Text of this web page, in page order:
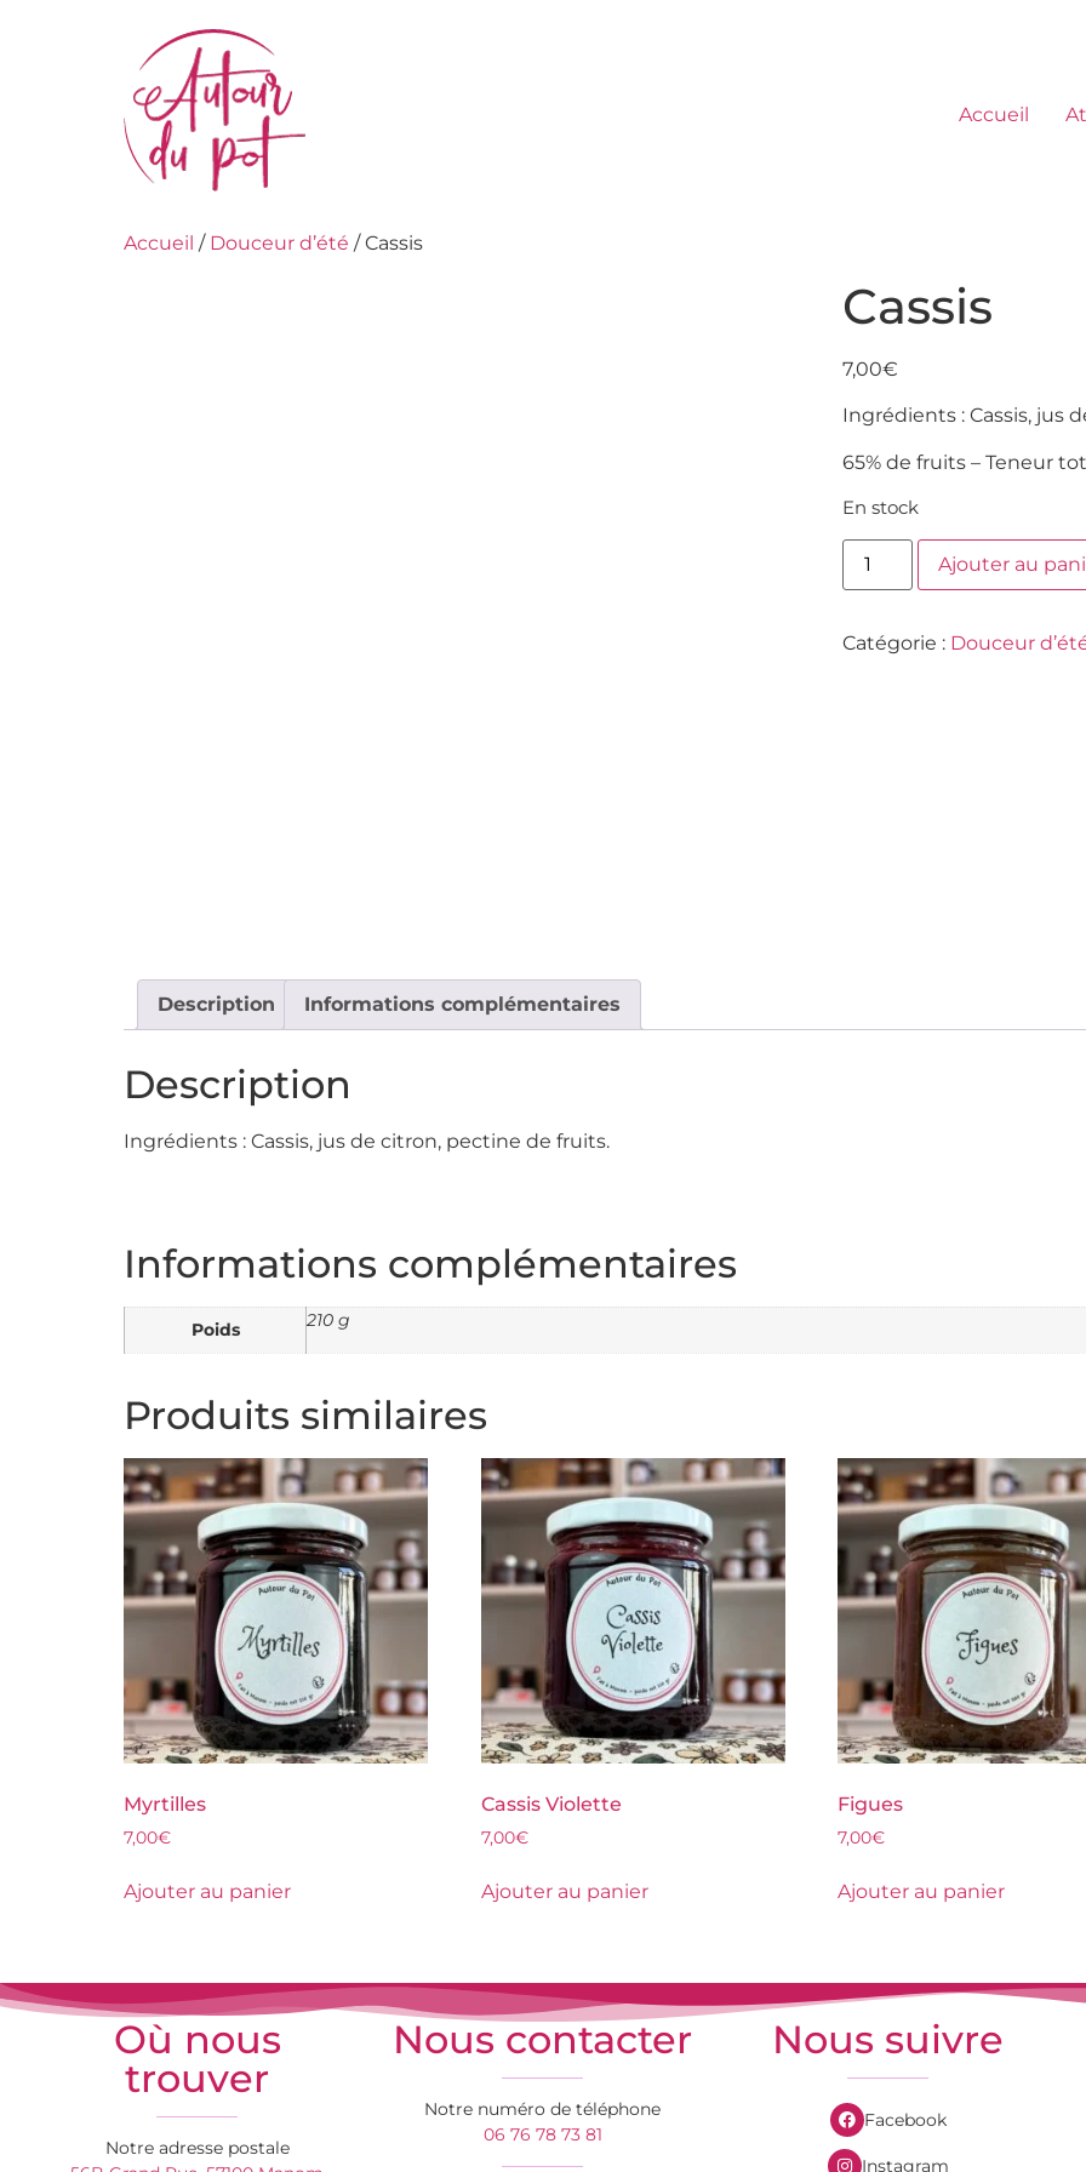
Accueil
Accueil / Douceur d’été / Cassis
Cassis
7,00€
Ingrédients : Cassis, jus
65% de fruits – Teneur
En stock
Ajouter au
Catégorie : Douceur
Description Informations complémentaires
Description
Ingrédients : Cassis, jus de citron, pectine de fruits.
Informations complémentaires
Poids 210 g
Produits similaires
Myrtilles
7,00€
Ajouter au panier
Cassis Violette
7,00€
Ajouter au panier
Figues
7,00€
Ajouter au panier
Où nous
trouver
Notre adresse postale
Nous contacter
Notre numéro de téléphone
06 76 78 73 81
Nous suivre
Facebook
Instagram